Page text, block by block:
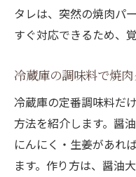
タレは、突然の焼肉パ
すぐ対応できるため、
冷蔵庫の調味料で焼
冷蔵庫の定番調味料だ
方法を紹介します。醤
にんにく・生姜があれ
ます。作り方は、醤油